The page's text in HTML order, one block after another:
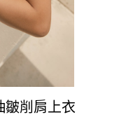
皺削肩上衣